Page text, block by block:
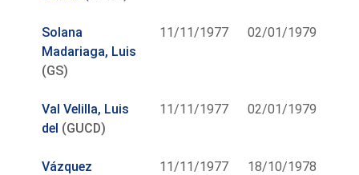
Solana
Madariaga, Luis
(GS)
11/11/1977 02/01/1979
Val Velilla, Luis
del (GUCD)
11/11/1977 02/01/1979
Vázquez
11/11/1977 18/10/1978